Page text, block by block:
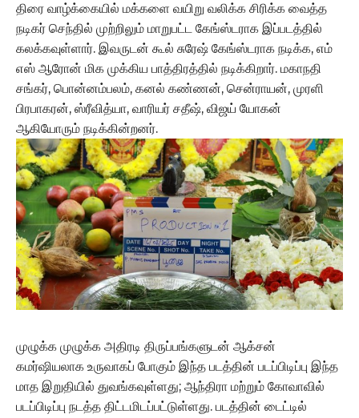
திரை வாழ்க்கையில் மக்களை வயிறு வலிக்க சிரிக்க வைத்த
நடிகர் செந்தில் முற்றிலும் மாறுபட்ட கேங்ஸ்டராக இப்படத்தில்
கலக்கவுள்ளார். இவருடன் கூல் சுரேஷ் கேங்ஸ்டராக நடிக்க, எம்
எஸ் ஆரோன் மிக முக்கிய பாத்திரத்தில் நடிக்கிறார். மகாநதி
சங்கர், பொன்னம்பலம், கனல் கண்ணன், சென்ராயன், முரளி
பிரபாகரன், ஸ்ரீவித்யா, வாரியர் சதீஷ், விஜய் யோகன்
ஆகியோரும் நடிக்கின்றனர்.
முழுக்க முழுக்க அதிரடி திருப்பங்களுடன் ஆக்சன்
கமர்ஷியலாக உருவாகப் போகும் இந்த படத்தின் படப்பிடிப்பு இந்த
மாத இறுதியில் துவங்கவுள்ளது; ஆந்திரா மற்றும் கோவாவில்
படப்பிடிப்பு நடத்த திட்டமிடப்பட்டுள்ளது. படத்தின் டைட்டில்